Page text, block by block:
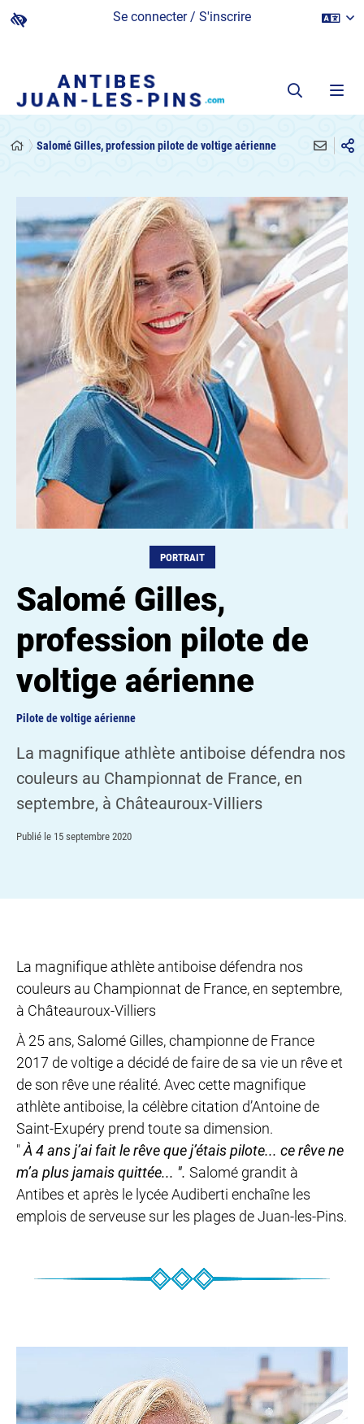
Se connecter / S'inscrire
Salomé Gilles, profession pilote de voltige aérienne
PORTRAIT
Salomé Gilles,
profession pilote de
voltige aérienne
Pilote de voltige aérienne
La magnifique athlète antiboise défendra nos
couleurs au Championnat de France, en
septembre, à Châteauroux-Villiers
Publié le 15 septembre 2020
La magnifique athlète antiboise défendra nos
couleurs au Championnat de France, en septembre,
à Châteauroux-Villiers
À 25 ans, Salomé Gilles, championne de France
2017 de voltige a décidé de faire de sa vie un rêve et
de son rêve une réalité. Avec cette magnifique
athlète antiboise, la célèbre citation d’Antoine de
Saint-Exupéry prend toute sa dimension.
"À 4 ans j’ai fait le rêve que j’étais pilote... ce rêve ne
m’a plus jamais quittée... ". Salomé grandit à
Antibes et après le lycée Audiberti enchaîne les
emplois de serveuse sur les plages de Juan-les-Pins.